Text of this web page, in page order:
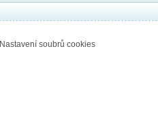
Nastavení soubrů cookies